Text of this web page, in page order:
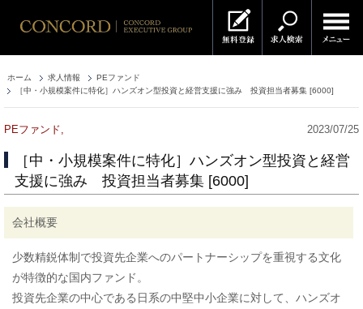
ホーム 求人情報
PEファンド
［中・小規模案件に特化］ハンズオン型投資と経営支援に強み 投資担当者募集 [6000]
PEファンド, 2023/07/25
［中・小規模案件に特化］ハンズオン型投資と経営
支援に強み 投資担当者募集 [6000]
会社概要
少数精鋭体制で投資先企業へのパートナーシップを重視する文化
が特徴的な国内ファンド。
投資先企業の中心である日系の中堅中小企業に対して、ハンズオ